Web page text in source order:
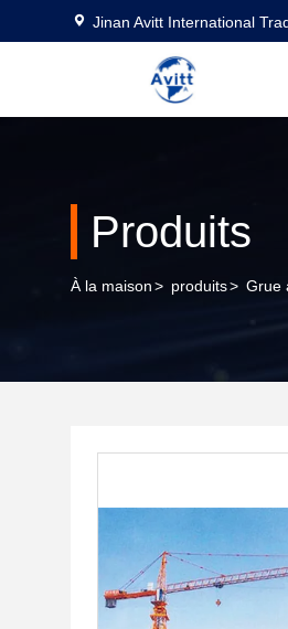
Jinan Avitt International
Produits
À la maison> produits> Grue